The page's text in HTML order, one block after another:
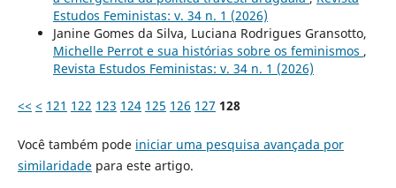
Estudos Feministas: v. 34 n. 1 (2026)
Janine Gomes da Silva, Luciana Rodrigues Gransotto,
Michelle Perrot e sua histórias sobre os feminismos ,
Revista Estudos Feministas: v. 34 n. 1 (2026)
<< < 121 122 123 124 125 126 127 128
Você também pode iniciar uma pesquisa avançada por
similaridadepara este artigo.